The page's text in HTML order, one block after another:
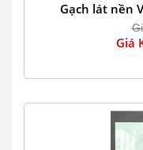
Gạch lát nền
Giá